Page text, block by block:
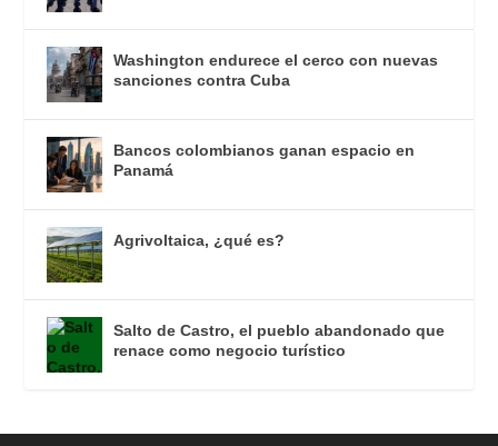
Washington endurece el cerco con nuevas
sanciones contra Cuba
Bancos colombianos ganan espacio en
Panamá
Agrivoltaica, ¿qué es?
Salto de Castro, el pueblo abandonado que
renace como negocio turístico